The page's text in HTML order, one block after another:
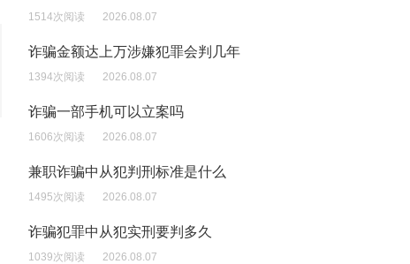
1514次阅读 2026.08.07
诈骗金额达上万涉嫌犯罪会判几年
1394次阅读 2026.08.07
诈骗一部手机可以立案吗
1606次阅读 2026.08.07
兼职诈骗中从犯判刑标准是什么
1495次阅读 2026.08.07
诈骗犯罪中从犯实刑要判多久
1039次阅读 2026.08.07